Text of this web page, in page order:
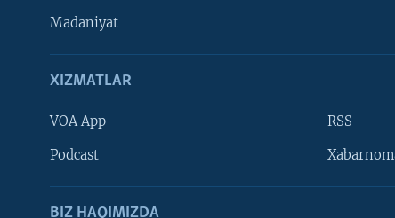
Madaniyat
XIZMATLAR
VOA App
Podcast
RSS
BIZ HAQIMIZDA